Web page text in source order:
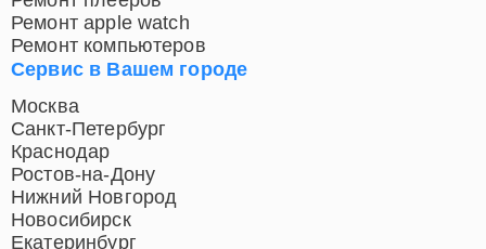
Сервис в Вашем городе
Москва
Санкт-Петербург
Краснодар
Ростов-на-Дону
Нижний Новгород
Новосибирск
Екатеринбург
Ремонт apple watch
Ремонт компьютеров